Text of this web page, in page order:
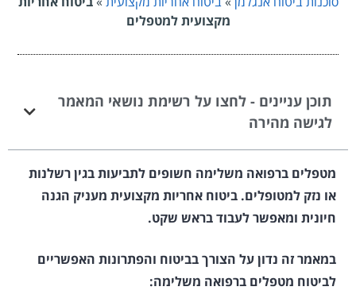
מקצועית למטפלים
תוכן עניינים - לחצו על רשימת נושאי המאמר
לגישה מהירה
מטפלים ברפואה משלימה חשופים לתביעות בגין רשלנות
או נזק למטופלים. ביטוח אחריות מקצועית מעניק הגנה
חיונית ומאפשר לעבוד בראש שקט.
במאמר זה נדון על הצורך בביטוח והפתרונות האפשריים
לביטוח מטפלים ברפואה משלימה: